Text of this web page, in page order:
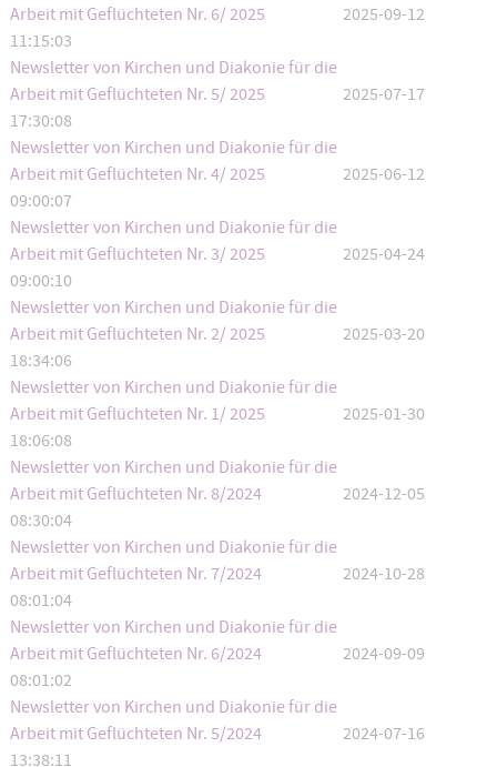
Arbeit mit Geflüchteten Nr. 6/ 2025
2025-09-12
11:15:03
Newsletter von Kirchen und Diakonie für die
Arbeit mit Geflüchteten Nr. 5/ 2025
2025-07-17
17:30:08
Newsletter von Kirchen und Diakonie für die
Arbeit mit Geflüchteten Nr. 4/ 2025
2025-06-12
09:00:07
Newsletter von Kirchen und Diakonie für die
Arbeit mit Geflüchteten Nr. 3/ 2025
2025-04-24
09:00:10
Newsletter von Kirchen und Diakonie für die
Arbeit mit Geflüchteten Nr. 2/ 2025
2025-03-20
18:34:06
Newsletter von Kirchen und Diakonie für die
Arbeit mit Geflüchteten Nr. 1/ 2025
2025-01-30
18:06:08
Newsletter von Kirchen und Diakonie für die
Arbeit mit Geflüchteten Nr. 8/2024
2024-12-05
08:30:04
Newsletter von Kirchen und Diakonie für die
Arbeit mit Geflüchteten Nr. 7/2024
2024-10-28
08:01:04
Newsletter von Kirchen und Diakonie für die
Arbeit mit Geflüchteten Nr. 6/2024
2024-09-09
08:01:02
Newsletter von Kirchen und Diakonie für die
Arbeit mit Geflüchteten Nr. 5/2024
2024-07-16
13:38:11